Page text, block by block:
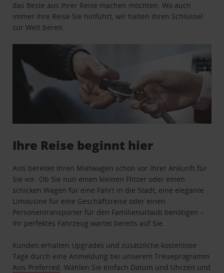
das Beste aus Ihrer Reise machen möchten. Wo auch
immer Ihre Reise Sie hinführt, wir halten Ihren Schlüssel
zur Welt bereit.
Ihre Reise beginnt hier
Avis bereitet Ihren Mietwagen schon vor Ihrer Ankunft für
Sie vor. Ob Sie nun einen kleinen Flitzer oder einen
schicken Wagen für eine Fahrt in die Stadt, eine elegante
Limousine für eine Geschäftsreise oder einen
Personentransporter für den Familienurlaub benötigen –
Ihr perfektes Fahrzeug wartet bereits auf Sie.
Kunden erhalten Upgrades und zusätzliche kostenlose
Tage durch eine Anmeldung bei unserem Treueprogramm
Avis Preferred . Wählen Sie einfach Datum und Uhrzeit und